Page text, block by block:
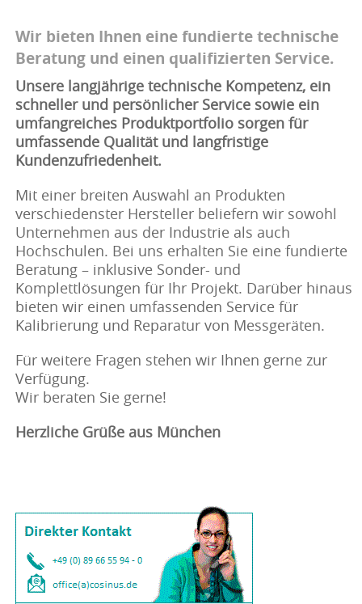
Wir bieten Ihnen eine fundierte technische
Beratung und einen qualifizierten Service.
Unsere langjährige technische Kompetenz, ein
schneller und persönlicher Service sowie ein
umfangreiches Produktportfolio sorgen für
umfassende Qualität und langfristige
Kundenzufriedenheit.
Mit einer breiten Auswahl an Produkten
verschiedenster Hersteller beliefern wir sowohl
Unternehmen aus der Industrie als auch
Hochschulen. Bei uns erhalten Sie eine fundierte
Beratung – inklusive Sonder- und
Komplettlösungen für Ihr Projekt. Darüber hinaus
bieten wir einen umfassenden Service für
Kalibrierung und Reparatur von Messgeräten.
Für weitere Fragen stehen wir Ihnen gerne zur
Verfügung.
Wir beraten Sie gerne!
Herzliche Grüße aus München